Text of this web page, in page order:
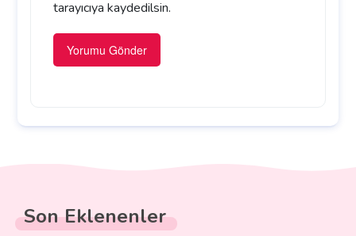
tarayıcıya kaydedilsin.
Son Eklenenler